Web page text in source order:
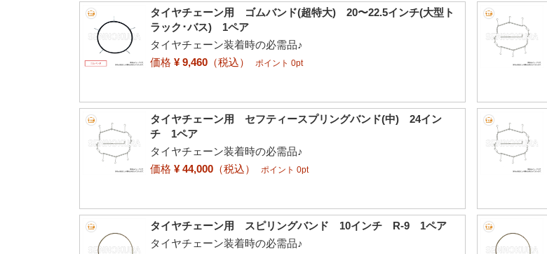
タイヤチェーン用 ゴムバンド(超特大) 20〜22.5インチ(大型ト
ラック･バス) 1ペア
タイヤチェーン装着時の必需品♪
価格 ¥ 9,460 （税込） ポイント 0pt
タイヤチェーン用 セフティースプリングバンド(中) 24イン
チ 1ペア
タイヤチェーン装着時の必需品♪
価格 ¥ 44,000 （税込） ポイント 0pt
タイヤチェーン用 スピリングバンド 10インチ R-9 1ペア
タイヤチェーン装着時の必需品♪